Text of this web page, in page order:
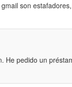
son
He pedido un